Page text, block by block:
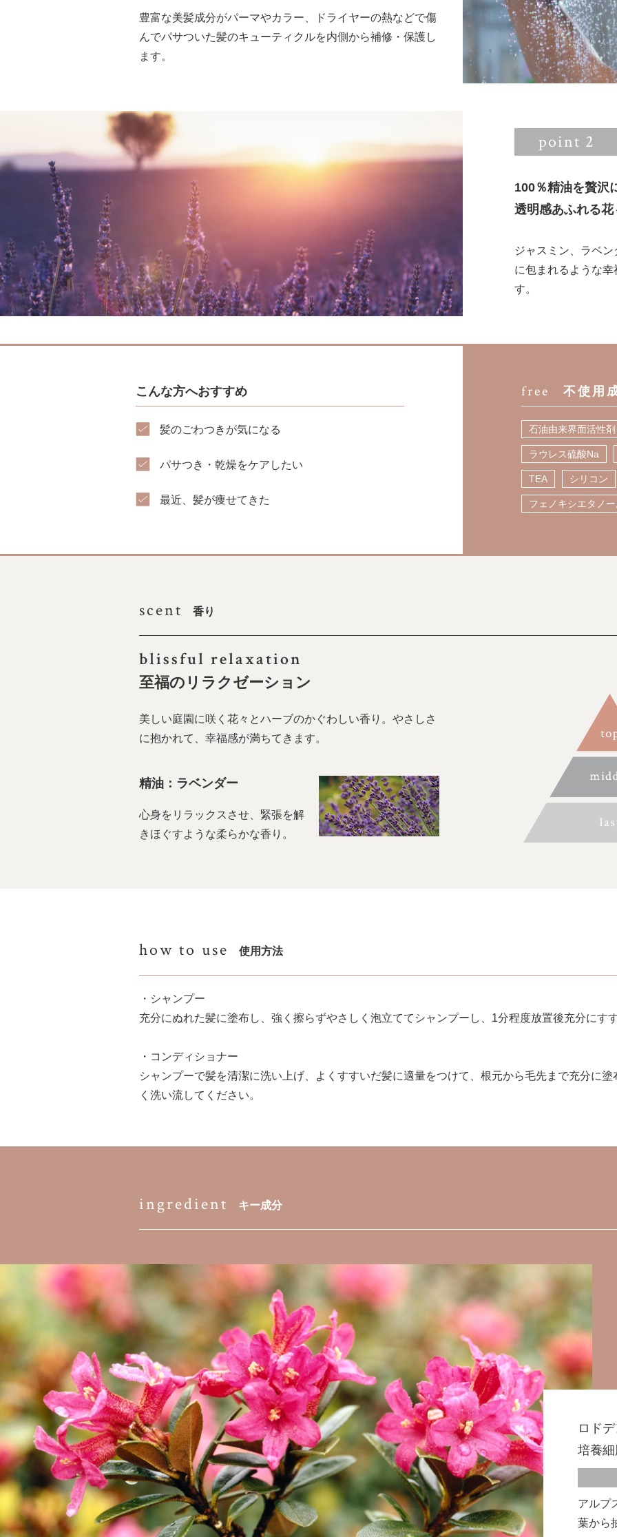
豊富な美髪成分がパーマやカラー、ドライヤーの熱などで傷
んでパサついた髪のキューティクルを内側から補修・保護し
ます。
point 2
100％精油を贅沢
透明感あふれる花
ジャスミン、ラベ
に包まれるような
す。
こんな方へおすすめ
髪のごわつきが気になる
パサつき・乾燥をケアしたい
最近、髪が痩せてきた
free 不使用
石油由来界面活性剤
ラウレス硫酸Na
TEA シリコン
フェノキシエタノ
scent 香り
blissful relaxation
至福のリラクゼーション
美しい庭園に咲く花々とハーブのかぐわしい香り。やさしさ
に抱かれて、幸福感が満ちてきます。
精油：ラベンダー
心身をリラックスさせ、緊張を解
きほぐすような柔らかな香り。
how to use 使用方法
・シャンプー
充分にぬれた髪に塗布し、強く擦らずやさしく泡立ててシャンプーし、1分程度放置後充分にす
・コンディショナー
シャンプーで髪を清潔に洗い上げ、よくすすいだ髪に適量をつけて、根元から毛先まで充分に
く洗い流してください。
ingredient キー成分
ロド
培養
アルプ
葉から